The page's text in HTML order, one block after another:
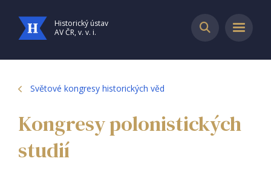
Historický ústav
AV ČR, v. v. i.
Světové kongresy historických věd
Kongresy polonistických
studií